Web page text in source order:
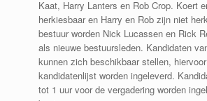
Kaat, Harry Lanters en Rob Crop. Koert
herkiesbaar en Harry en Rob zijn niet
bestuur worden Nick Lucassen en Rick
als nieuwe bestuursleden. Kandidaten
kunnen zich beschikbaar stellen,
kandidatenlijst worden ingeleverd.
tot 1 uur voor de vergadering worden